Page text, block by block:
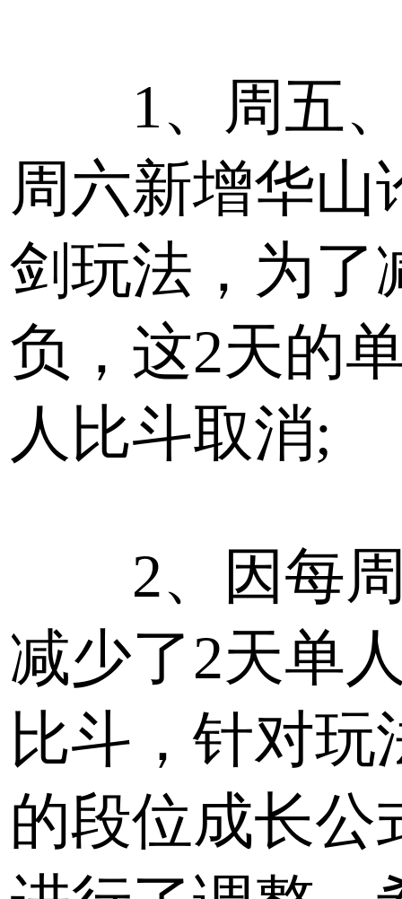
1、周五
周六新增华山
剑玩法，为了
负，这2天的
人比斗取消;
2、因每
减少了2天单
比斗，针对玩
的段位成长公